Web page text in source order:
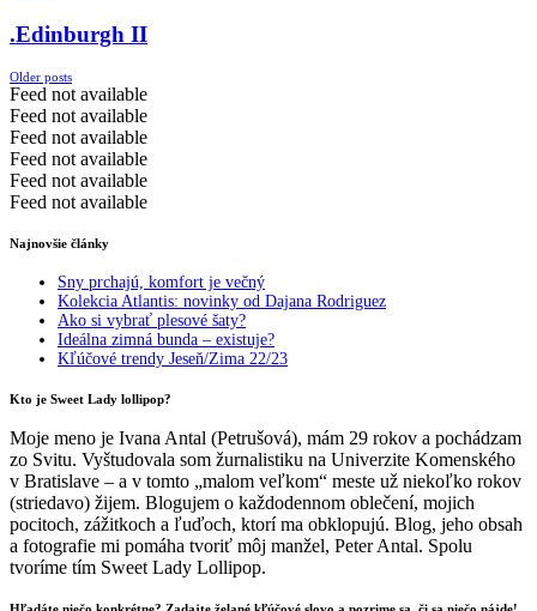
.Edinburgh II
Posts
navigation
Older posts
Feed not available
Feed not available
Feed not available
Feed not available
Feed not available
Feed not available
Najnovšie články
Sny prchajú, komfort je večný
Kolekcia Atlantis: novinky od Dajana Rodriguez
Ako si vybrať plesové šaty?
Ideálna zimná bunda – existuje?
Kľúčové trendy Jeseň/Zima 22/23
Kto je Sweet Lady lollipop?
Moje meno je Ivana Antal (Petrušová), mám 29 rokov a pochádzam
zo Svitu. Vyštudovala som žurnalistiku na Univerzite Komenského
v Bratislave – a v tomto „malom veľkom“ meste už niekoľko rokov
(striedavo) žijem. Blogujem o každodennom oblečení, mojich
pocitoch, zážitkoch a ľuďoch, ktorí ma obklopujú. Blog, jeho obsah
a fotografie mi pomáha tvoriť môj manžel, Peter Antal. Spolu
tvoríme tím Sweet Lady Lollipop.